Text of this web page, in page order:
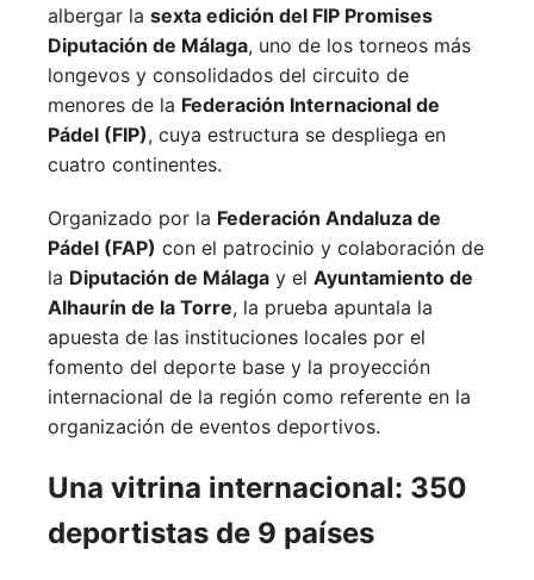
albergar la sexta edición del FIP Promises
Diputación de Málaga, uno de los torneos más
longevos y consolidados del circuito de
menores de la Federación Internacional de
Pádel (FIP), cuya estructura se despliega en
cuatro continentes.
Organizado por la Federación Andaluza de
Pádel (FAP) con el patrocinio y colaboración de
la Diputación de Málaga y el Ayuntamiento de
Alhaurín de la Torre, la prueba apuntala la
apuesta de las instituciones locales por el
fomento del deporte base y la proyección
internacional de la región como referente en la
organización de eventos deportivos.
Una vitrina internacional: 350
deportistas de 9 países